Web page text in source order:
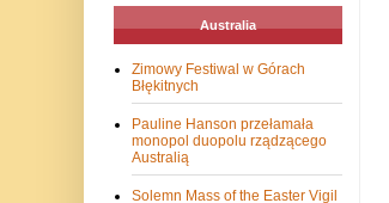
Australia
Zimowy Festiwal w Górach
Błękitnych
Pauline Hanson przełamała
monopol duopolu rządzącego
Australią
Solemn Mass of the Easter Vigil